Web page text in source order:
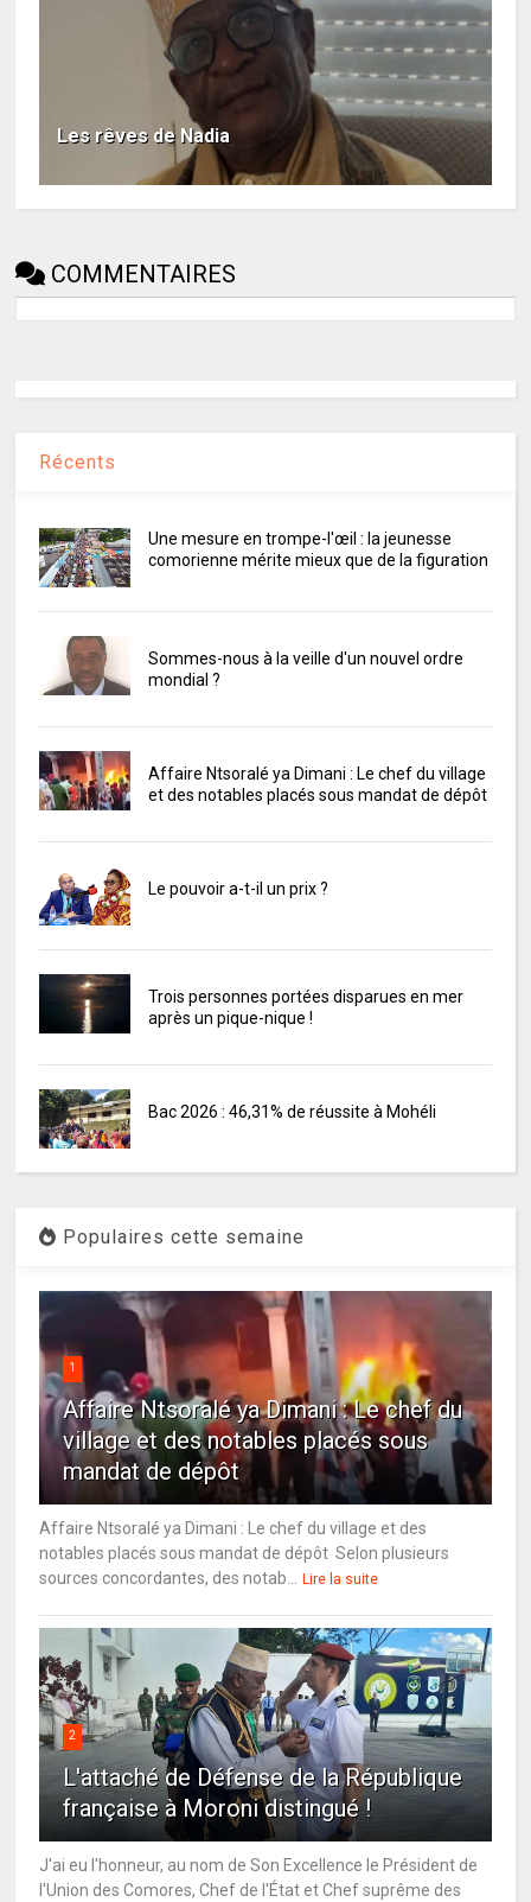
Les rêves de Nadia
COMMENTAIRES
Récents
Une mesure en trompe-l'œil : la jeunesse
comorienne mérite mieux que de la figuration
Sommes-nous à la veille d'un nouvel ordre
mondial ?
Affaire Ntsoralé ya Dimani : Le chef du village
et des notables placés sous mandat de dépôt
Le pouvoir a-t-il un prix ?
Trois personnes portées disparues en mer
après un pique-nique !
Bac 2026 : 46,31% de réussite à Mohéli
Populaires cette semaine
1
Affaire Ntsoralé ya Dimani : Le chef du
village et des notables placés sous
mandat de dépôt
Affaire Ntsoralé ya Dimani : Le chef du village et des
notables placés sous mandat de dépôt Selon plusieurs
sources concordantes, des notab... Lire la suite
2
L'attaché de Défense de la République
française à Moroni distingué !
J'ai eu l'honneur, au nom de Son Excellence le Président de
l'Union des Comores, Chef de l'État et Chef suprême des